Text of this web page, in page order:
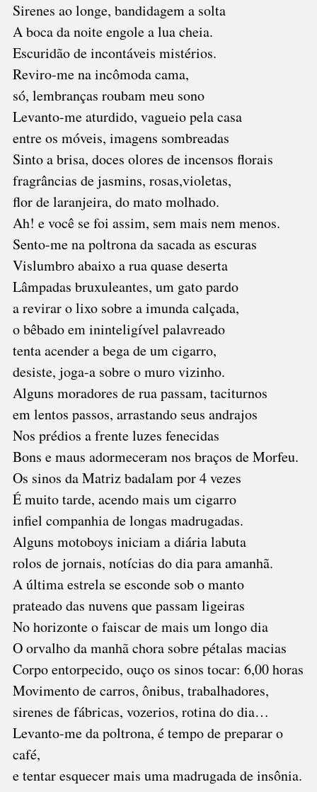
Sirenes ao longe, bandidagem a solta
A boca da noite engole a lua cheia.
Escuridão de incontáveis mistérios.
Reviro-me na incômoda cama,
só, lembranças roubam meu sono
Levanto-me aturdido, vagueio pela casa
entre os móveis, imagens sombreadas
Sinto a brisa, doces olores de incensos florais
fragrâncias de jasmins, rosas,violetas,
flor de laranjeira, do mato molhado.
Ah! e você se foi assim, sem mais nem menos.
Sento-me na poltrona da sacada as escuras
Vislumbro abaixo a rua quase deserta
Lâmpadas bruxuleantes, um gato pardo
a revirar o lixo sobre a imunda calçada,
o bêbado em ininteligível palavreado
tenta acender a bega de um cigarro,
desiste, joga-a sobre o muro vizinho.
Alguns moradores de rua passam, taciturnos
em lentos passos, arrastando seus andrajos
Nos prédios a frente luzes fenecidas
Bons e maus adormeceram nos braços de Morfeu.
Os sinos da Matriz badalam por 4 vezes
É muito tarde, acendo mais um cigarro
infiel companhia de longas madrugadas.
Alguns motoboys iniciam a diária labuta
rolos de jornais, notícias do dia para amanhã.
A última estrela se esconde sob o manto
prateado das nuvens que passam ligeiras
No horizonte o faiscar de mais um longo dia
O orvalho da manhã chora sobre pétalas macias
Corpo entorpecido, ouço os sinos tocar: 6,00 horas
Movimento de carros, ônibus, trabalhadores,
sirenes de fábricas, vozerios, rotina do dia…
Levanto-me da poltrona, é tempo de preparar o
café,
e tentar esquecer mais uma madrugada de insônia.